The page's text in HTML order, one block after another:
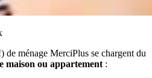
de ménage MerciPlus se chargent du
maison ou appartement :